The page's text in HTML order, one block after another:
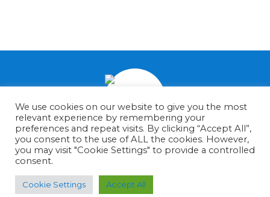
About us | Contact | Privacy policy
Copyright © 2007 - 2025
We use cookies on our website to give you the most
relevant experience by remembering your
preferences and repeat visits. By clicking “Accept All”,
you consent to the use of ALL the cookies. However,
you may visit "Cookie Settings" to provide a controlled
consent.
Cookie Settings Accept All